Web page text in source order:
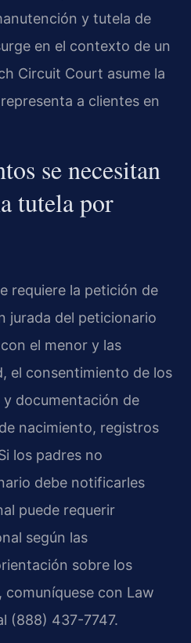
y tutela de
en el contexto de un
Circuit Court asume la
a clientes en
se necesitan
tutela por
requiere la petición de
jurada del peticionario
el menor y las
el consentimiento de los
y documentación de
nacimiento, registros
los padres no
debe notificarles
puede requerir
según las
sobre los
con Law
(888) 437-7747.